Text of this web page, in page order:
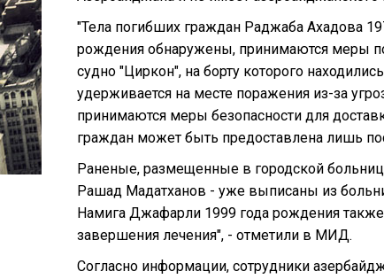
"Тела погибших граждан Раджаба Ахадова
рождения обнаружены, принимаются меры
судно "Циркон", на борту которого
удерживается на месте поражения из-за
принимаются меры безопасности для
граждан может быть предоставлена лишь
Раненые, размещенные в городской
Рашад Мадатханов - уже выписаны из
Намига Джафарли 1999 года рождения
завершения лечения", - отметили в МИД.
Согласно информации, сотрудники